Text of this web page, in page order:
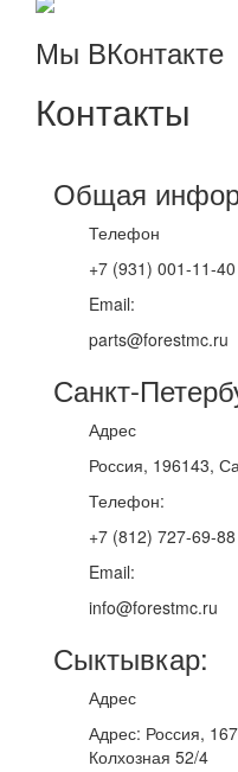
Мы ВКонтакте
Контакты
Общая
Телефон
+7 (931) 001-11-40
Email:
parts@forestmc.ru
Санкт-
Адрес
Россия, 196143,
Телефон:
+7 (812) 727-69-88
Email:
info@forestmc.ru
Сыктывкар:
Адрес
Адрес: Россия,
Колхозная 52/4